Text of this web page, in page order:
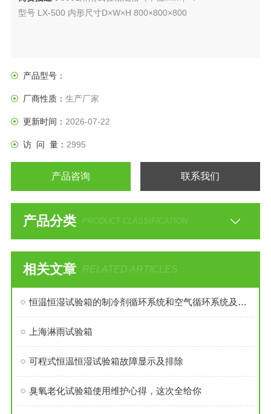
型号 LX-500 内形尺寸D×W×H 800×800×800
产品型号：
厂商性质： 生产厂家
更新时间： 2026-07-22
访 问 量： 2995
产品咨询 联系我们
产品分类 PRODUCT CLASSIFICATION
相关文章 RELATED ARTICLES
恒温恒湿试验箱的制冷剂循环系统和空气循环系统及电器自控系统
上海淋雨试验箱
可程式恒温恒湿试验箱故障显示及排除
臭氧老化试验箱使用维护心得，这次全给你